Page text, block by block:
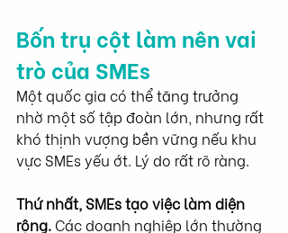
Bốn trụ cột làm nên vai
trò của SMEs
Một quốc gia có thể tăng trưởng
nhờ một số tập đoàn lớn, nhưng rất
khó thịnh vượng bền vững nếu khu
vực SMEs yếu ớt. Lý do rất rõ ràng.
Thứ nhất, SMEs tạo việc làm diện
rộng. Các doanh nghiệp lớn thường